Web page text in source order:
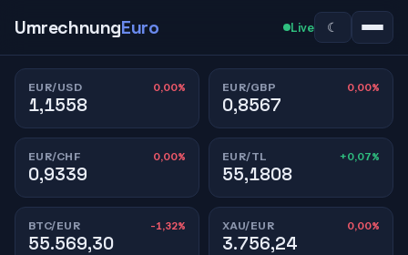
UmrechnungEuro Live ☾
EUR/USD 0,00%
1,1558
EUR/GBP 0,00%
0,8567
EUR/CHF 0,00%
0,9339
EUR/TL +0,07%
55,1808
BTC/EUR -1,32%
55.569,30
XAU/EUR 0,00%
3.756,24